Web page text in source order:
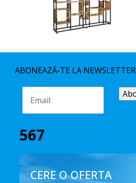
ABONEAZĂ-TE LA NEWSLETTER
567
CERE O OFERTA